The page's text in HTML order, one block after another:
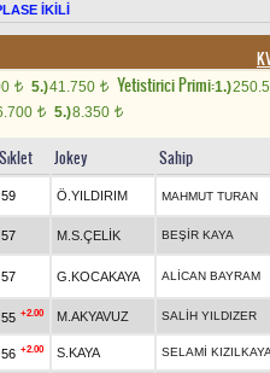
İKİLİ
t 5.)41.750 t Yetistirici Primi:1.)
t 5.)8.350 t
Sıklet Jokey Sahip
59 Ö.YILDIRIM MAHMUT TURAN
57 M.S.ÇELİK BEŞİR KAYA
57 G.KOCAKAYA ALİCAN BAYRAM
55 +2.00 M.AKYAVUZ SALİH YILDIZER
56 +2.00 S.KAYA SELAMİ KIZILKAYA